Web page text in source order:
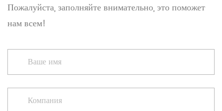
Пожалуйста, заполняйте внимательно, это поможет
нам всем!